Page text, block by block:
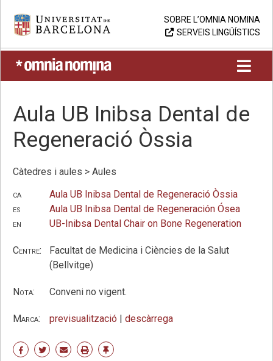
content
Universitat de Barcelona
SOBRE L’OMNIA NOMINA
SERVEIS LINGÜÍSTICS
UB > Omnia nomina
Aula UB Inibsa Dental de
Regeneració Òssia
Càtedres i aules > Aules
ca
Aula UB Inibsa Dental de Regeneració Òssia
es
Aula UB Inibsa Dental de Regeneración Ósea
en
UB-Inibsa Dental Chair on Bone Regeneration
Centre:
Facultat de Medicina i Ciències de la Salut
(Bellvitge)
Nota: Conveni no vigent.
Marca: previsualització | descàrrega
Share ShareSharePrint Enllaç